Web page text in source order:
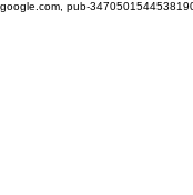
google.com, pub-